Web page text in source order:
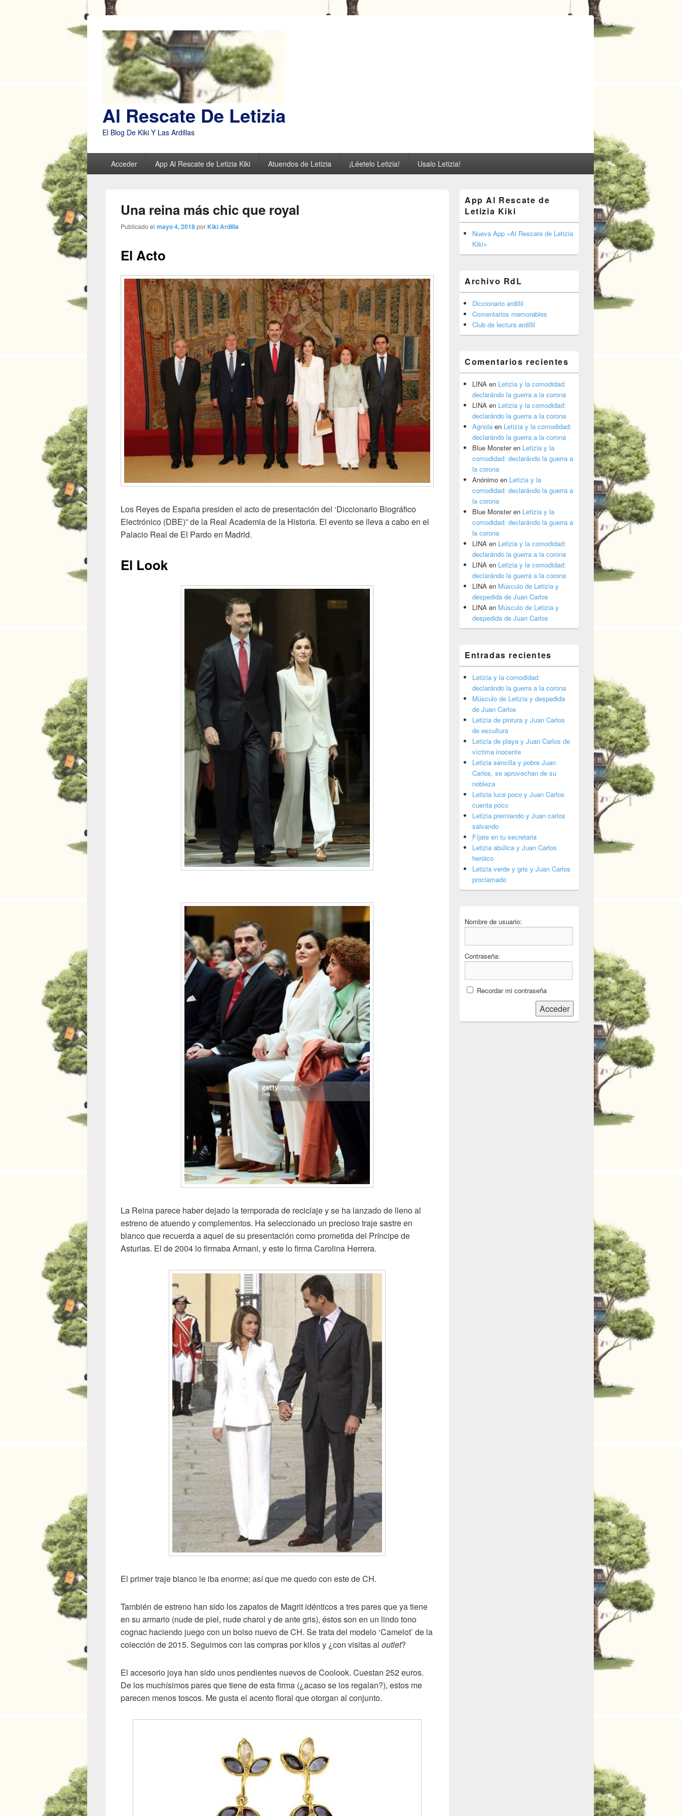
Al Rescate De Letizia
El Blog De Kiki Y Las Ardillas
Menú
principalAcceder App Al Rescate de Letizia Kiki Atuendos de Letizia ¡Léetelo Letizia! Usalo Letizia!
Una reina más chic que royal
Publicado el mayo 4, 2018por Kiki Ardilla
El Acto
Los Reyes de España presiden el acto de presentación del ‘Diccionario Biográfico
Electrónico (DBE)” de la Real Academia de la Historia. El evento se lleva a cabo en el
Palacio Real de El Pardo en Madrid.
El Look
La Reina parece haber dejado la temporada de reciclaje y se ha lanzado de lleno al
estreno de atuendo y complementos. Ha seleccionado un precioso traje sastre en
blanco que recuerda a aquel de su presentación como prometida del Príncipe de
Asturias. El de 2004 lo firmaba Armani, y este lo firma Carolina Herrera.
El primer traje blanco le iba enorme; así que me quedo con este de CH.
También de estreno han sido los zapatos de Magrit idénticos a tres pares que ya tiene
en su armario (nude de piel, nude charol y de ante gris), éstos son en un lindo tono
cognac haciendo juego con un bolso nuevo de CH. Se trata del modelo ‘Camelot’ de la
colección de 2015. Seguimos con las compras por kilos y ¿con visitas al outlet?
El accesorio joya han sido unos pendientes nuevos de Coolook. Cuestan 252 euros.
De los muchísimos pares que tiene de esta firma (¿acaso se los regalan?), estos me
parecen menos toscos. Me gusta el acento floral que otorgan al conjunto.
área
widget
barra
lateral
primaria
App Al Rescate de
Letizia Kiki
Nueva App «Al Rescate de Letizia
Kiki»
Archivo RdL
Diccionario ardillil
Comentarios memorables
Club de lectura ardillil
Comentarios recientes
LINA en Letizia y la comodidad:
declarándo la guerra a la corona
LINA en Letizia y la comodidad:
declarándo la guerra a la corona
Agnola en Letizia y la comodidad:
declarándo la guerra a la corona
Blue Monsteren Letizia y la
comodidad: declarándo la guerra a
la corona
Anónimo en Letizia y la
comodidad: declarándo la guerra a
la corona
Blue Monsteren Letizia y la
comodidad: declarándo la guerra a
la corona
LINA en Letizia y la comodidad:
declarándo la guerra a la corona
LINA en Letizia y la comodidad:
declarándo la guerra a la corona
LINA en Músculo de Letizia y
despedida de Juan Carlos
LINA en Músculo de Letizia y
despedida de Juan Carlos
Entradas recientes
Letizia y la comodidad:
declarándo la guerra a la corona
Músculo de Letizia y despedida
de Juan Carlos
Letizia de pintura y Juan Carlos
de escultura
Letizia de playa y Juan Carlos de
víctima inocente
Letizia sencilla y pobre Juan
Carlos, se aprovechan de su
nobleza
Letizia luce poco y Juan Carlos
cuenta poco
Letizia premiando y Juan carlos
salvando
Fíjate en tu secretaria
Letizia abúlica y Juan Carlos
heróico
Letizia verde y gris y Juan Carlos
proclamado
Nombre de usuario:
Contraseña:
Recordar mi contraseña
Acceder